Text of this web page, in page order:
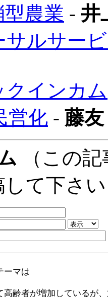
農業 - 井
サルサー
クインカム
営化 - 藤友
（この
て下さ